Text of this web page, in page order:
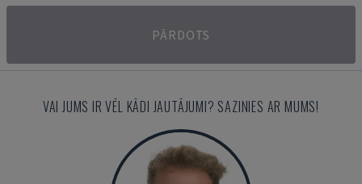
PĀRDOTS
VAI JUMS IR VĒL KĀDI JAUTĀJUMI? SAZINIES AR MUMS!